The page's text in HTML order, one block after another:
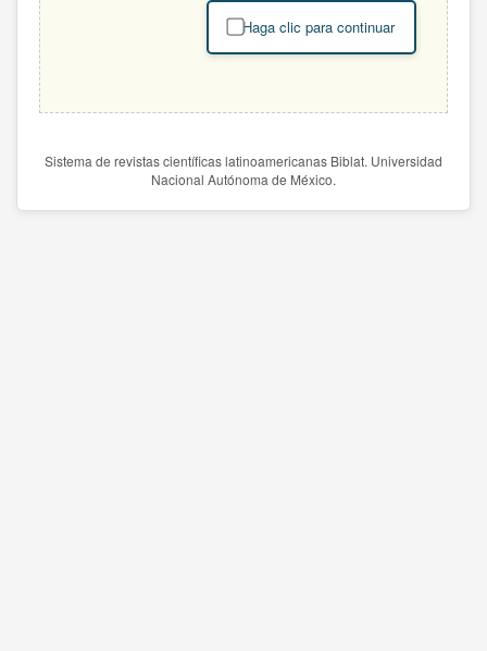
Haga clic para continuar
Sistema de revistas científicas latinoamericanas Biblat. Universidad
Nacional Autónoma de México.